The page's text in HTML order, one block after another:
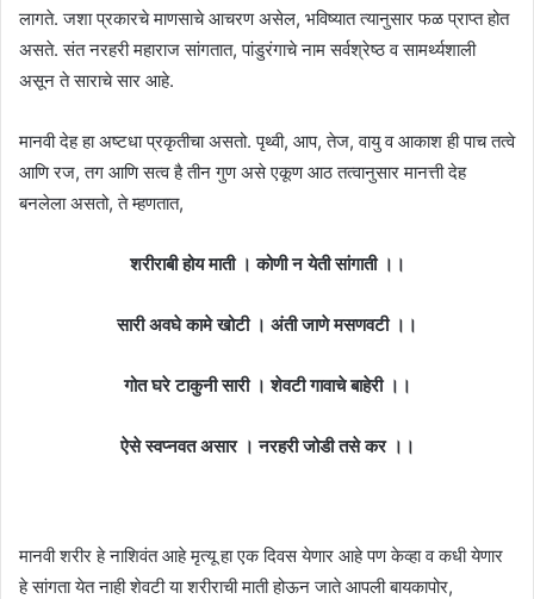
लागते. जशा प्रकारचे माणसाचे आचरण असेल, भविष्यात त्यानुसार फळ प्राप्त होत
असते. संत नरहरी महाराज सांगतात, पांडुरंगाचे नाम सर्वश्रेष्ठ व सामर्थ्यशाली
असून ते साराचे सार आहे.
मानवी देह हा अष्टधा प्रकृतीचा असतो. पृथ्वी, आप, तेज, वायु व आकाश ही पाच तत्वे
आणि रज, तग आणि सत्व है तीन गुण असे एकूण आठ तत्वानुसार मानत्ती देह
बनलेला असतो, ते म्हणतात,
शरीराबी होय माती । कोणी न येती सांगाती ।।
सारी अवघे कामे खोटी । अंती जाणे मसणवटी ।।
गोत घरे टाकुनी सारी । शेवटी गावाचे बाहेरी ।।
ऐसे स्वप्नवत असार । नरहरी जोडी तसे कर ।।
मानवी शरीर हे नाशिवंत आहे मृत्यू हा एक दिवस येणार आहे पण केव्हा व कधी येणार
हे सांगता येत नाही शेवटी या शरीराची माती होऊन जाते आपली बायकापोर,